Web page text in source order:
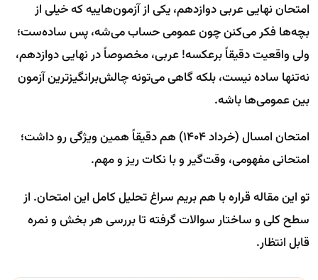
امتحان نهایی عربی دوازدهم، یکی از آزمون‌هاییه که خیلی از
بچه‌ها فکر می‌کنن چون عمومی حساب می‌شه، پس ساده‌ست؛
ولی واقعیت دقیقاً برعکسه! عربی، مخصوصاً در نهایی دوازدهم،
نه‌تنها ساده نیست، بلکه گاهی می‌تونه چالش‌برانگیزترین آزمون
بین عمومی‌ها باشه.
امتحان امسال (خرداد ۱۴۰۴) هم دقیقاً همین ویژگی رو داشت؛
امتحانی مفهومی، وقت‌گیر و با نکات ریز و مهم.
تو این مقاله قراره با هم بریم سراغ تحلیل کامل این امتحان. از
سطح کلی و ساختار سوالات گرفته تا بررسی هر بخش و نمره‌
قابل انتظار.